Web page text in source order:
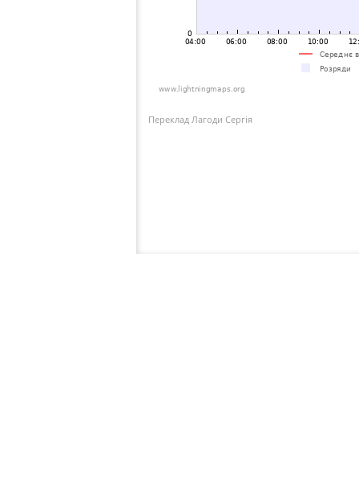
Переклад Лагоди Сергія